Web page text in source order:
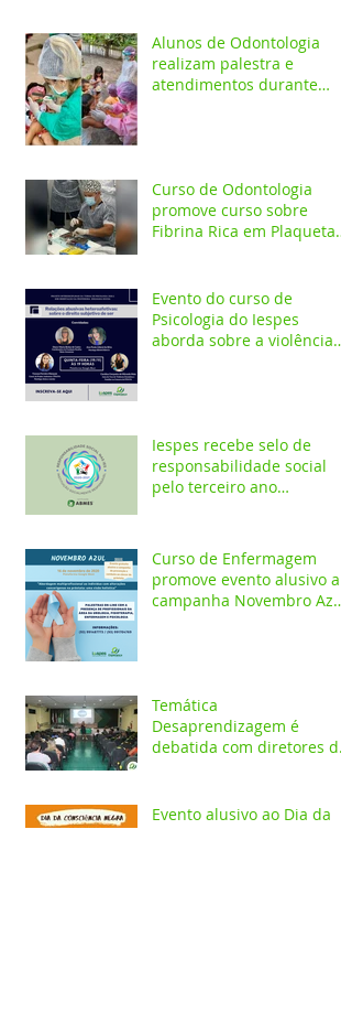
Alunos de Odontologia
realizam palestra e
atendimentos durante
Curso de Odontologia
promove curso sobre
Fibrina Rica em Plaquetas
Evento do curso de
Psicologia do Iespes
aborda sobre a violência
Iespes recebe selo de
responsabilidade social
pelo terceiro ano
Curso de Enfermagem
promove evento alusivo a
campanha Novembro Azul
Temática
Desaprendizagem é
debatida com diretores da
Evento alusivo ao Dia da